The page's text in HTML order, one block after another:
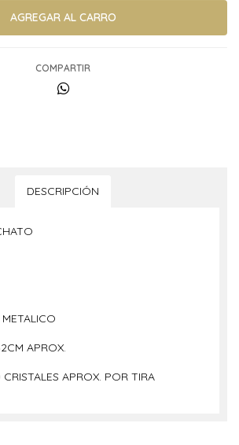
COMPARTIR
DESCRIPCIÓN
APROX.
APROX. POR TIRA